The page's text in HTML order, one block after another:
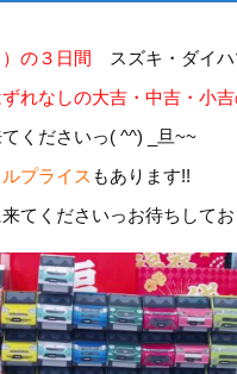
の３日間 スズキ・ダイハ
れなしの大吉・中吉・小
くださいっ( ^^) _旦~~
プライス もあります!!
てくださいっお待ちして